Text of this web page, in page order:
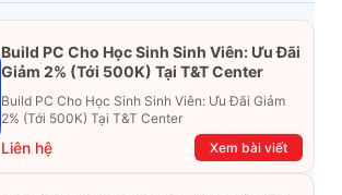
Build PC Cho Học Sinh Sinh Viên: Ưu Đãi
Giảm 2% (Tới 500K) Tại T&T Center
Build PC Cho Học Sinh Sinh Viên: Ưu Đãi Giảm
2% (Tới 500K) Tại T&T Center
Liên hệ Xem bài viết